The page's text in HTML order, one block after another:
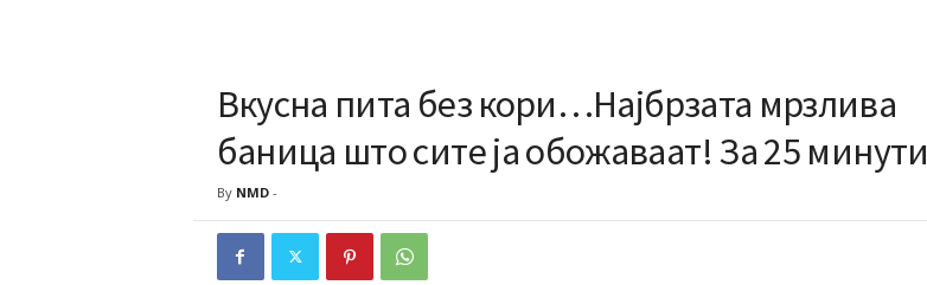
Вкусна пита без кори…Најбрзата мрзлива
баница што сите ја обожаваат! За 25 минути
By NMD-